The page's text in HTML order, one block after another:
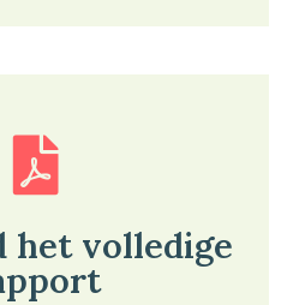
het volledige